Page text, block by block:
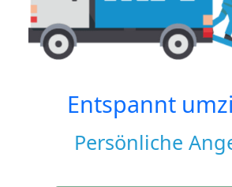
Entspannt
Persönliche